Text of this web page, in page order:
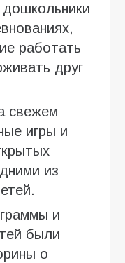
работать
друг
свежем
игры и
из
и
были
о